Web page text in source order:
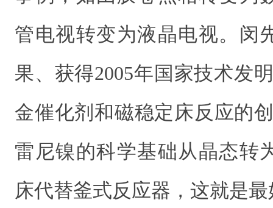
管电视转变为液晶电视。闵
果、获得2005年国家技术发
金催化剂和磁稳定床反应的
雷尼镍的科学基础从晶态转
床代替釜式反应器，这就是